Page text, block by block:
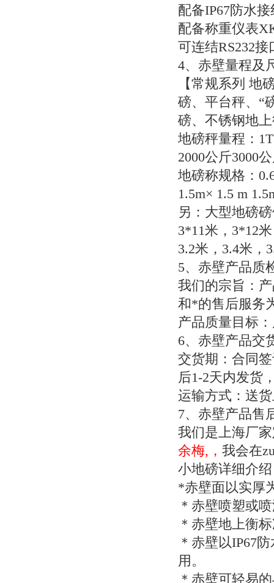
配备IP67防水
配备称重仪表
可连结RS232接
4、赤壁量程及
【常规系列 地
磅、平台秤、“
磅、不锈钢地
地磅秤量程：
2000公斤3000
地磅称规格：
1.5m× 1.5 m
另：大型地磅
3*11米， 3*12
3.2米， 3.4米，
5、赤壁产品质
我们的宗旨：
和*的售后服务
产品质量目标
6、赤壁产品交
交货期：合同
后1-2天内发货
运输方式：送
7、赤壁产品售
我们是上海厂
余梅,， 我会在
小地磅详细介绍
*赤壁面以实厚
＊赤壁喷塑或
＊赤壁地上衡
＊赤壁以IP67
用。
＊赤壁可轻易